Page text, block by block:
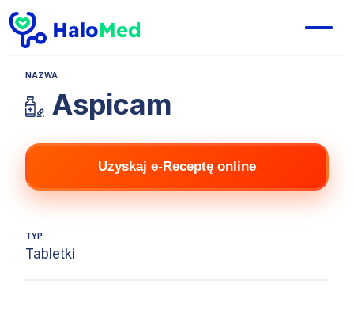
NAZWA
Aspicam
Uzyskaj e-Receptę online
TYP
Tabletki